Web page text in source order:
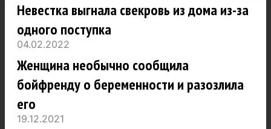
Невестка выгнала свекровь из дома из-за
одного поступка
04.02.2022
Женщина необычно сообщила
бойфренду о беременности и разозлила
его
19.12.2021